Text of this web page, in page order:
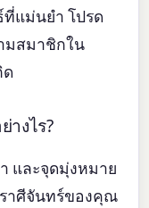
ที่แม่นยำ โปรด
มสมาชิกใน
างไร?
และจุดมุ่งหมาย
าศีจันทร์ของคุณ